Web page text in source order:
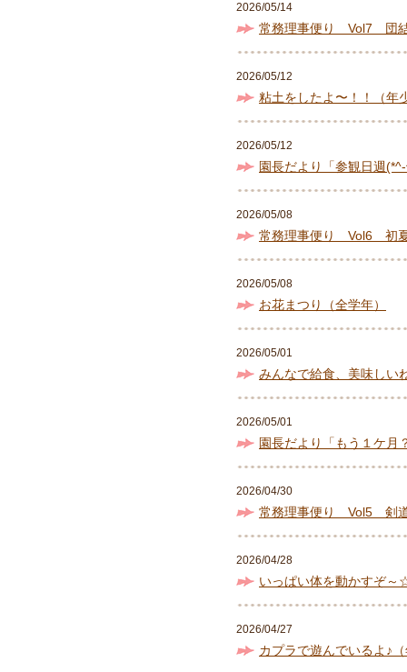
2026/05/14
常務理事便り Vol7 団
2026/05/12
粘土をしたよ〜！！（年
2026/05/12
園長だより「参観日週
2026/05/08
常務理事便り Vol6 初
2026/05/08
お花まつり（全学年）
2026/05/01
みんなで給食、美味しい
2026/05/01
園長だより「もう１ケ月
2026/04/30
常務理事便り Vol5 剣
2026/04/28
いっぱい体を動かすぞ～
2026/04/27
カプラで遊んでいるよ♪